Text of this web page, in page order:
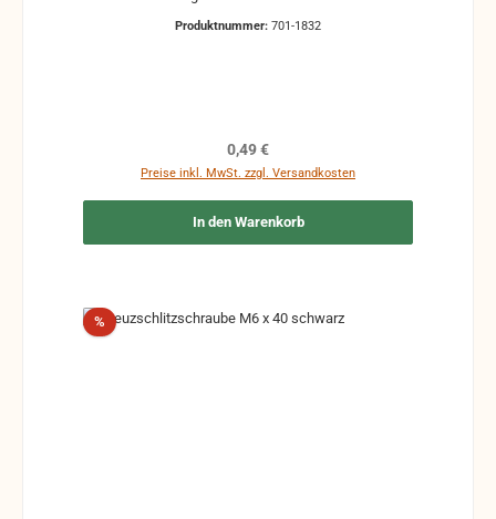
Produktnummer: 701-1832
Regulärer Preis:
0,49 €
Preise inkl. MwSt. zzgl. Versandkosten
In den Warenkorb
%Rabatt